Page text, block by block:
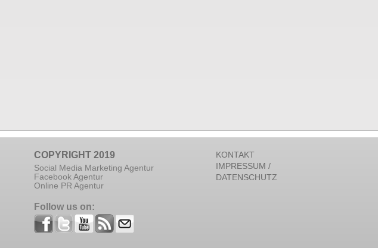
COPYRIGHT 2019
Social Media Marketing Agentur
Facebook Agentur
Online PR Agentur
Follow us on:
KONTAKT
IMPRESSUM /
DATENSCHUTZ